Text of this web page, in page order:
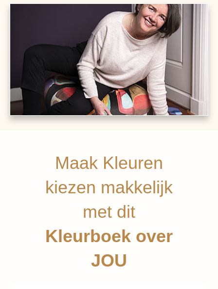
Maak Kleuren
kiezen makkelijk
met dit
Kleurboek over
JOU